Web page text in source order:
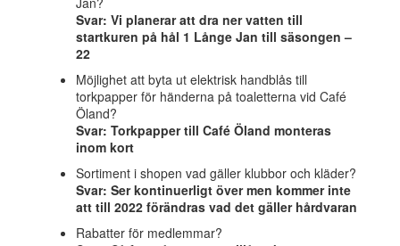
Svar: Vi planerar att dra ner vatten till
startkuren på hål 1 Långe Jan till säsongen –
22
Möjlighet att byta ut elektrisk handblås till
torkpapper för händerna på toaletterna vid Café
Öland?
Svar: Torkpapper till Café Öland monteras
inom kort
Sortiment i shopen vad gäller klubbor och kläder?
Svar: Ser kontinuerligt över men kommer inte
att till 2022 förändras vad det gäller hårdvaran
Rabatter för medlemmar?